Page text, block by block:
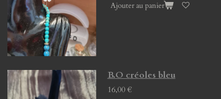
Ajouter au panier
B.O créoles bleu
16,00 €